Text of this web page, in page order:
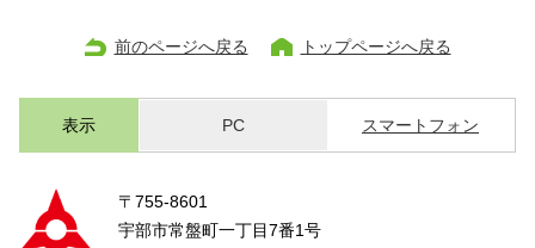
前のページへ戻る トップページへ戻る
表示 PC スマートフォン
〒755-8601
宇部市常盤町一丁目7番1号